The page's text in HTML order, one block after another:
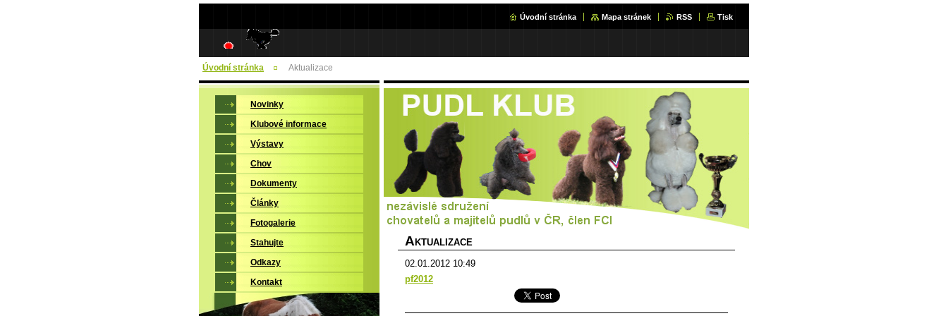
Úvodní stránka Mapa stránek RSS Tisk
Úvodní stránka Aktualizace
A KTUALIZACE
02.01.2012 10:49
pf2012
Novinky
Klubové informace
Výstavy
Chov
Dokumenty
Články
Fotogalerie
Stahujte
Odkazy
Kontakt